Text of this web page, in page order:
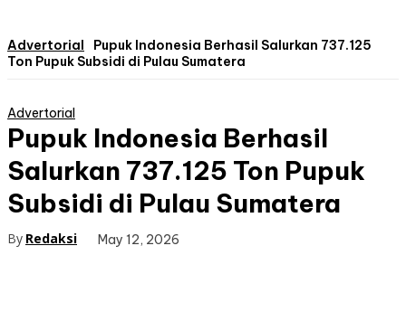
Advertorial
Pupuk Indonesia Berhasil Salurkan 737.125
Ton Pupuk Subsidi di Pulau Sumatera
Advertorial
Pupuk Indonesia Berhasil
Salurkan 737.125 Ton Pupuk
Subsidi di Pulau Sumatera
By Redaksi May 12, 2026